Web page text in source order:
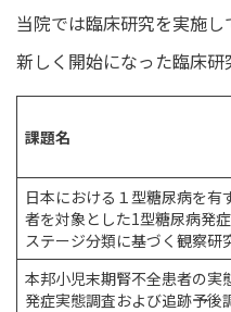
新
時
当院では臨床研究を実施し
新しく開始になった臨床研
課題名
日本における１型糖尿病を有
者を対象とした1型糖尿病発
ステージ分類に基づく観察研
本邦小児末期腎不全患者の実
発症実態調査および追跡予後